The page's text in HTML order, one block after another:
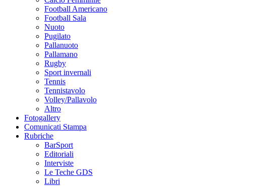
Football Americano
Football Sala
Nuoto
Pugilato
Pallanuoto
Pallamano
Rugby
Sport invernali
Tennis
Tennistavolo
Volley/Pallavolo
Altro
Fotogallery
Comunicati Stampa
Rubriche
BarSport
Editoriali
Interviste
Le Teche GDS
Libri